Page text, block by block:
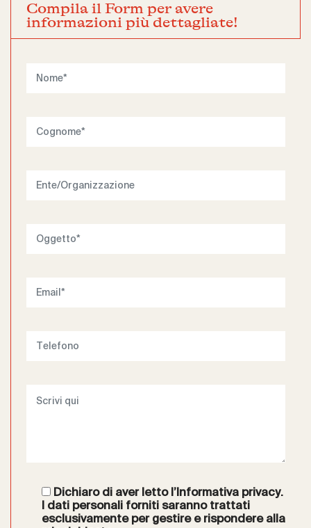
Compila il Form per avere
informazioni più dettagliate!
Dichiaro di aver letto l’Informativa privacy.
I dati personali forniti saranno trattati
esclusivamente per gestire e rispondere alla